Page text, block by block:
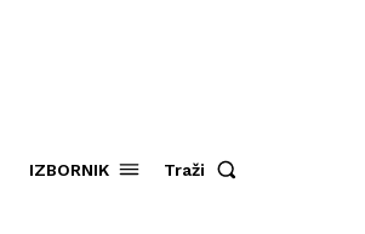
IZBORNIK Traži